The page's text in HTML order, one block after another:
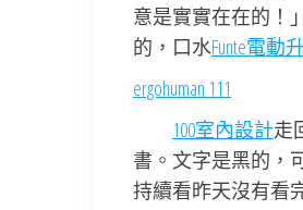
意是實實在在的！
的，口水Funte電動
ergohuman 111
100室內設計走
書。文字是黑的，
持續看昨天沒有看